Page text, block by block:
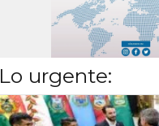
Lo urgente: